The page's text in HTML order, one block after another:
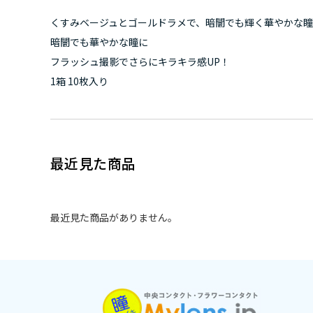
くすみベージュとゴールドラメで、暗闇でも輝く華やかな
暗闇でも華やかな瞳に
フラッシュ撮影でさらにキラキラ感UP！
1箱 10枚入り
最近見た商品
最近見た商品がありません。